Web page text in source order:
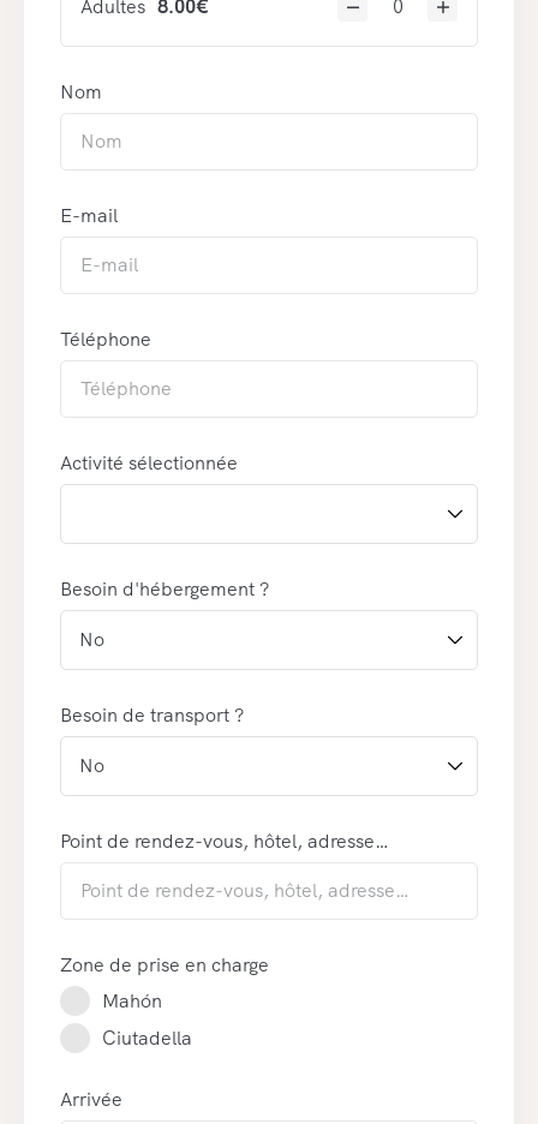
Adultes 8.00€
Nom
E-mail
Téléphone
Activité sélectionnée
Besoin d'hébergement ?
Besoin de transport ?
Point de rendez-vous, hôtel, adresse…
Zone de prise en charge
Mahón
Ciutadella
Arrivée